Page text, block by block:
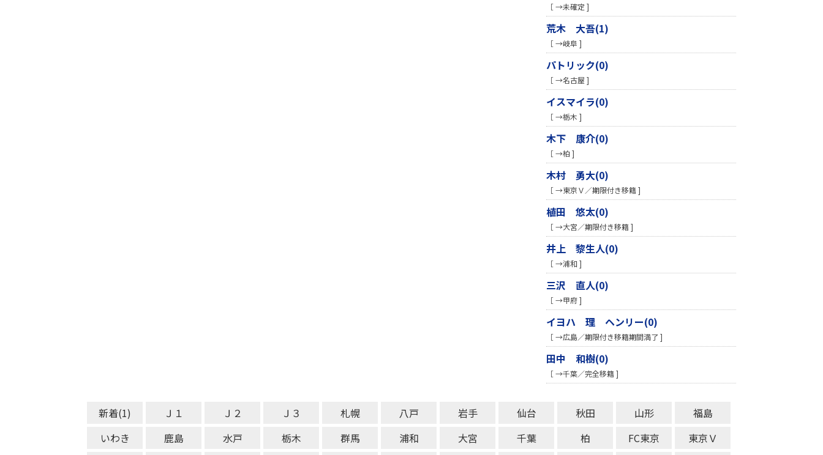
［ →未確定 ]
荒木 大吾(1)
［ →岐阜 ]
パトリック(0)
［ →名古屋 ]
イスマイラ(0)
［ →栃木 ]
木下 康介(0)
［ →柏 ]
木村 勇大(0)
［ →東京Ｖ／期限付き移籍 ]
植田 悠太(0)
［ →大宮／期限付き移籍 ]
井上 黎生人(0)
［ →浦和 ]
三沢 直人(0)
［ →甲府 ]
イヨハ 理 ヘンリー(0)
［ →広島／期限付き移籍期間満了 ]
田中 和樹(0)
［ →千葉／完全移籍 ]
新着(1) Ｊ１ Ｊ２ Ｊ３ 札幌 八戸 岩手 仙台 秋田 山形
福島
いわき
鹿島 水戸 栃木 群馬 浦和 大宮 千葉 柏 FC東京
東京Ｖ